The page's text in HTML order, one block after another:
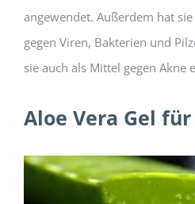
angewendet. Außerdem hat
gegen Viren, Bakterien und
sie auch als Mittel gegen Akne
Aloe Vera Gel